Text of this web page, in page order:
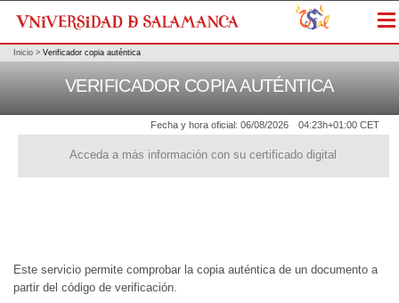
Fecha y hora oficial: 06/08/2026 04:23h+01:00 CET
Acceda a más información con su certificado digital
Inicio > Verificador copia auténtica
VERIFICADOR COPIA AUTÉNTICA
Este servicio permite comprobar la copia auténtica de un documento a
partir del código de verificación.